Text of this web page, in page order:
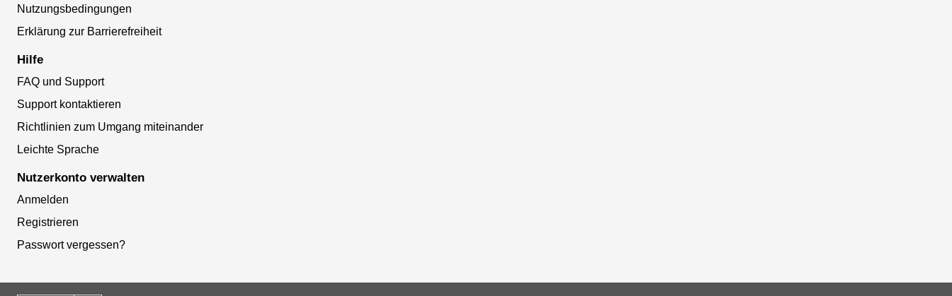
Nutzungsbedingungen
Erklärung zur Barrierefreiheit
Hilfe
FAQ und Support
Support kontaktieren
Richtlinien zum Umgang miteinander
Leichte Sprache
Nutzerkonto verwalten
Anmelden
Registrieren
Passwort vergessen?